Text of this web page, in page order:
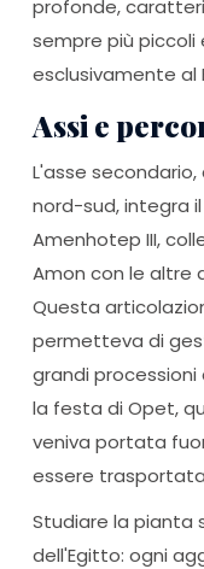
profonde,
sempre più piccoli
esclusivamente al
Assi e
L'asse
nord-sud, integra
Amenhotep III,
Amon con le altre
Questa
permetteva di
grandi
la festa di Opet,
veniva portata
essere
Studiare la pianta
dell'Egitto: ogni